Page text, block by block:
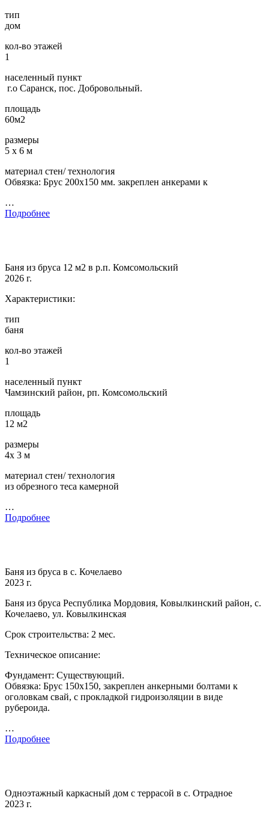
тип
дом
кол-во этажей
1
населенный пункт
г.о Саранск, пос. Добровольный.
площадь
60м2
размеры
5 х 6 м
материал стен/ технология
Обвязка: Брус 200х150 мм. закреплен анкерами к
…
Подробнее
Баня из бруса 12 м2 в р.п. Комсомольский
2026 г.
Характеристики:
тип
баня
кол-во этажей
1
населенный пункт
Чамзинский район, рп. Комсомольский
площадь
12 м2
размеры
4х 3 м
материал стен/ технология
из обрезного теса камерной
…
Подробнее
Баня из бруса в с. Кочелаево
2023 г.
Баня из бруса Республика Мордовия, Ковылкинский район, с.
Кочелаево, ул. Ковылкинская
Срок строительства: 2 мес.
Техническое описание:
Фундамент: Существующий.
Обвязка: Брус 150х150, закреплен анкерными болтами к
оголовкам свай, с прокладкой гидроизоляции в виде
рубероида.
…
Подробнее
Одноэтажный каркасный дом с террасой в с. Отрадное
2023 г.